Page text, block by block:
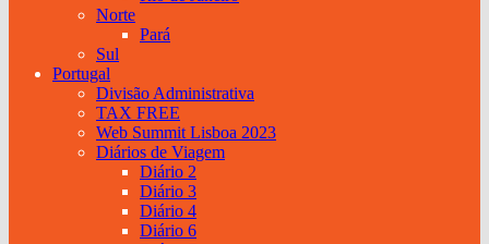
Norte
Pará
Sul
Portugal
Divisão Administrativa
TAX FREE
Web Summit Lisboa 2023
Diários de Viagem
Diário 2
Diário 3
Diário 4
Diário 6